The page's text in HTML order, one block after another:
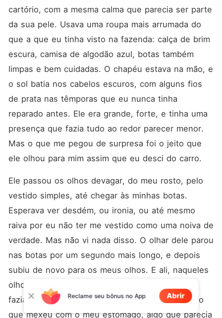
cartório, com a mesma calma que parecia ser parte
da sua pele. Usava uma roupa mais arrumada do
que a que eu tinha visto na fazenda: calça de brim
escura, camisa de algodão azul, botas também
limpas e bem cuidadas. O chapéu estava na mão, e
o sol batia nos cabelos escuros, com alguns fios
de prata nas têmporas que eu nunca tinha
reparado antes. Ele era grande, forte, e tinha uma
presença que fazia tudo ao redor parecer menor.
Mas o que me pegou de surpresa foi o jeito que
ele olhou para mim assim que eu desci do carro.
Ele passou os olhos devagar, do meu rosto, pelo
vestido simples, até chegar às minhas botas.
Esperava ver desdém, ou ironia, ou até mesmo
raiva por eu não ter me vestido como uma noiva de
verdade. Mas não vi nada disso. O olhar dele parou
nas botas por um segundo mais longo, e depois
subiu de novo para os meus olhos. E ali, naqueles
olhos escuros e profundos, eu vi algo que não
fazia sentido: respeito. E mais alguma coisa, algo
que mexeu com o meu estômago, algo que parecia
Reclame seu bônus no App Abrir